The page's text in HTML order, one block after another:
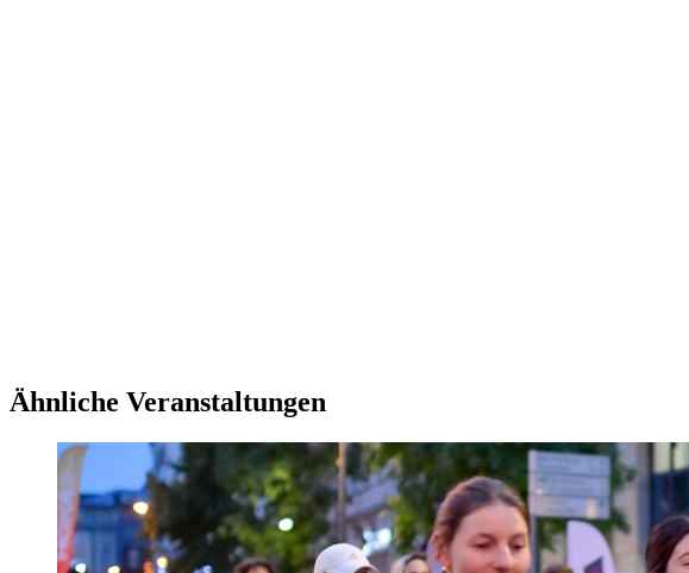
Ähnliche Veranstaltungen